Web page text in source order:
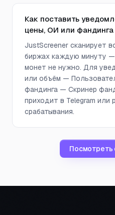
Как поставить
цены, ОИ или фандинга
JustScreener сканирует
биржах каждую минуту —
монет не нужно. Для
или объём —
фандинга — Скринер
приходит в Telegram или
срабатывания.
Посмотреть